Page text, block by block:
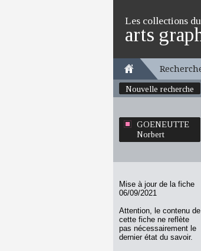
Les collections
arts
Nouvelle recherche
GOENEUTTE
Norbert
Mise à jour de la fiche
06/09/2021
Attention, le contenu de
cette fiche ne reflète
pas nécessairement le
dernier état du savoir.